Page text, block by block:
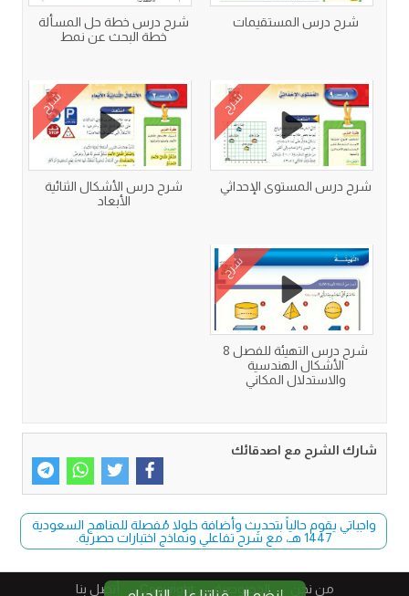
شرح درس المستقيمات
شرح درس خطة حل المسألة
خطة البحث عن نمط
شرح
شرح درس المستوى الإحداثي
شرح
شرح درس الأشكال الثنائية
الأبعاد
شرح
شرح درس التهيئة للفصل 8
الأشكال الهندسية
والاستدلال المكاني
شارك الشرح مع اصدقائك
واجباتي يقوم حالياً بتحديث وأضافة حلولا مُفصلة للمناهج السعودية
1447 هـ، مع شرح تفاعلي ونماذج اختبارات حصرية.
من نحن الخصوصية Copyright​ أتصل بنا